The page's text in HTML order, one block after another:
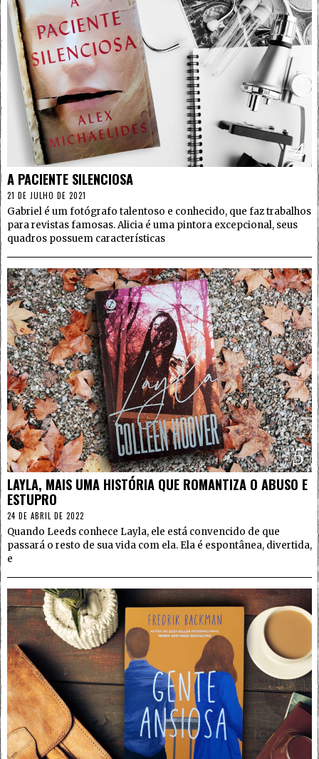
4
A PACIENTE SILENCIOSA
21 DE JULHO DE 2021
Gabriel é um fotógrafo talentoso e conhecido, que faz trabalhos
para revistas famosas. Alicia é uma pintora excepcional, seus
quadros possuem características
5
LAYLA, MAIS UMA HISTÓRIA QUE ROMANTIZA O ABUSO E
ESTUPRO
24 DE ABRIL DE 2022
Quando Leeds conhece Layla, ele está convencido de que
passará o resto de sua vida com ela. Ela é espontânea, divertida,
e